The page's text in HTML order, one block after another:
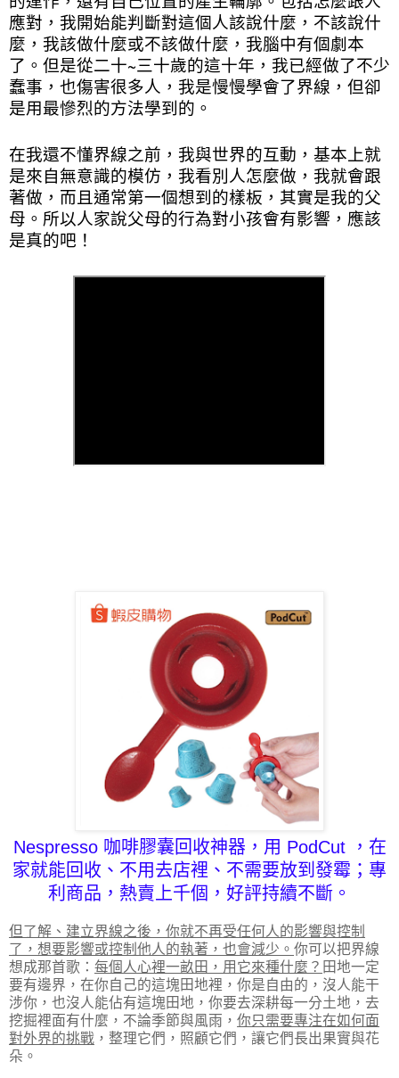
應對，我開始能判斷對這個人該說什麼，不該說什
麼，我該做什麼或不該做什麼，我腦中有個劇本
了。但是從二十~三十歲的這十年，我已經做了不少
蠢事，也傷害很多人，我是慢慢學會了界線，但卻
是用最慘烈的方法學到的。
在我還不懂界線之前，我與世界的互動，基本上就
是來自無意識的模仿，我看別人怎麼做，我就會跟
著做，而且通常第一個想到的樣板，其實是我的父
母。所以人家說父母的行為對小孩會有影響，應該
是真的吧！
Nespresso 咖啡膠囊回收神器，用 PodCut ，在
家就能回收、不用去店裡、不需要放到發霉；專
利商品，熱賣上千個，好評持續不斷。
但了解、建立界線之後，你就不再受任何人的影響與控制
了，想要影響或控制他人的執著，也會減少。 你可以把界線
想成那首歌： 每個人心裡一畝田，用它來種什麼？ 田地一定
要有邊界，在你自己的這塊田地裡，你是自由的，沒人能干
涉你，也沒人能佔有這塊田地，你要去深耕每一分土地，去
挖掘裡面有什麼，不論季節與風雨， 你只需要專注在如何面
對外界的挑戰 ，整理它們，照顧它們，讓它們長出果實與花
朵。